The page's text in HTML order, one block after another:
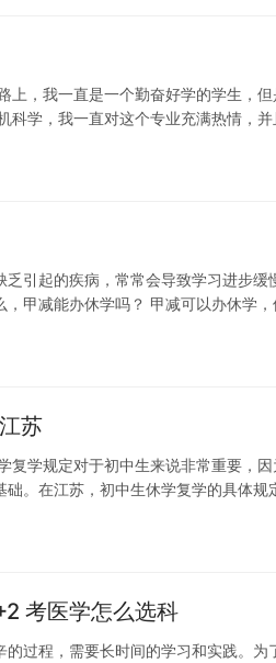
上，我一直是一个勤奋好学的学生，
科学，我一直对这个专业充满热情，
乏引起的疾病，常常会导致学习进步
，甲减能办休学吗？ 甲减可以办休学
苏
复学规定对于初中生来说非常重要，
础。在江苏，初中生休学复学的具体规
考医学怎么选科
过程，需要长时间的学习和实践。